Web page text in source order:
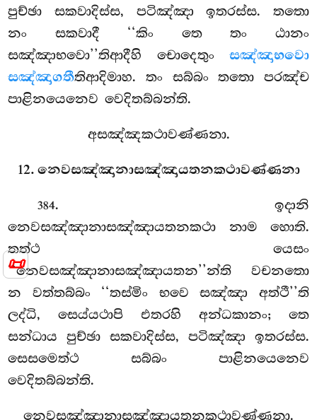
📜
පුච්ඡා සකවාදිස්ස, පටිඤ්ඤා ඉතරස්ස. තතො
නං සකවාදී ‘‘කිං තෙ තං ඨානං
සඤ්ඤාභවො’’තිආදීහි චොදෙතුං සඤ්ඤාභවො
සඤ්ඤාගතීතිආදිමාහ. තං සබ්බං තතො පරඤ්ච
පාළිනයෙනෙව වෙදිතබ්බන්ති.
අසඤ්ඤකථාවණ්ණනා.
12. නෙවසඤ්ඤානාසඤ්ඤායතනකථාවණ්ණනා
384. ඉදානි
නෙවසඤ්ඤානාසඤ්ඤායතනකථා නාම හොති.
තත්ථ යෙසං
‘‘නෙවසඤ්ඤානාසඤ්ඤායතන’’න්ති වචනතො
න වත්තබ්බං ‘‘තස්මිං භවෙ සඤ්ඤා අත්ථී’’ති
ලද්ධි, සෙය්යථාපි එතරහි අන්ධකානං; තෙ
සන්ධාය පුච්ඡා සකවාදිස්ස, පටිඤ්ඤා ඉතරස්ස.
සෙසමෙත්ථ සබ්බං පාළිනයෙනෙව
වෙදිතබ්බන්ති.
නෙවසඤ්ඤානාසඤ්ඤායතනකථාවණ්ණනා.